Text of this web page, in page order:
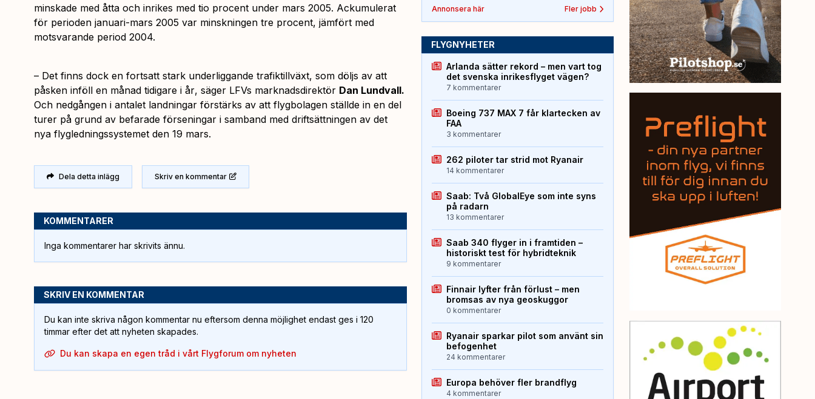
minskade med åtta och inrikes med tio procent under mars 2005. Ackumulerat
för perioden januari-mars 2005 var minskningen tre procent, jämfört med
motsvarande period 2004.
– Det finns dock en fortsatt stark underliggande trafiktillväxt, som döljs av att
påsken inföll en månad tidigare i år, säger LFVs marknadsdirektör Dan Lundvall.
Och nedgången i antalet landningar förstärks av att flygbolagen ställde in en del
turer på grund av befarade förseningar i samband med driftsättningen av det
nya flygledningssystemet den 19 mars.
Dela detta inlägg Skriv en kommentar
KOMMENTARER
Inga kommentarer har skrivits ännu.
SKRIV EN KOMMENTAR
Du kan inte skriva någon kommentar nu eftersom denna möjlighet endast ges i 120
timmar efter det att nyheten skapades.
Du kan skapa en egen tråd i vårt Flygforum om nyheten
Annonsera här Fler jobb
FLYGNYHETER
Arlanda sätter rekord – men vart tog
det svenska inrikesflyget vägen?
7 kommentarer
Boeing 737 MAX 7 får klartecken av
FAA
3 kommentarer
262 piloter tar strid mot Ryanair
14 kommentarer
Saab: Två GlobalEye som inte syns
på radarn
13 kommentarer
Saab 340 flyger in i framtiden –
historiskt test för hybridteknik
9 kommentarer
Finnair lyfter från förlust – men
bromsas av nya geoskuggor
0 kommentarer
Ryanair sparkar pilot som använt sin
befogenhet
24 kommentarer
Europa behöver fler brandflyg
4 kommentarer